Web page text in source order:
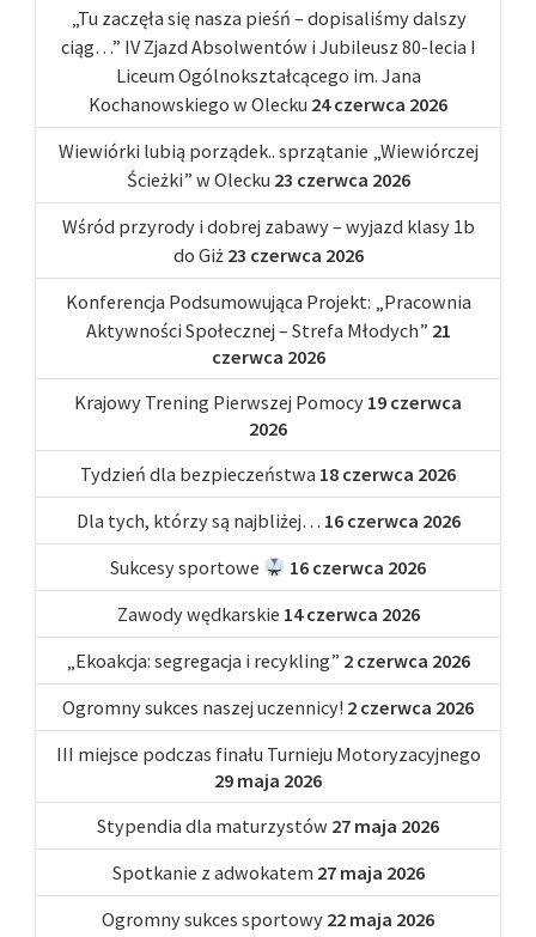
„Tu zaczęła się nasza pieśń – dopisaliśmy dalszy
ciąg…” IV Zjazd Absolwentów i Jubileusz 80-lecia I
Liceum Ogólnokształcącego im. Jana
Kochanowskiego w Olecku 24 czerwca 2026
Wiewiórki lubią porządek.. sprzątanie „Wiewiórczej
Ścieżki” w Olecku 23 czerwca 2026
Wśród przyrody i dobrej zabawy – wyjazd klasy 1b
do Giż 23 czerwca 2026
Konferencja Podsumowująca Projekt: „Pracownia
Aktywności Społecznej – Strefa Młodych” 21
czerwca 2026
Krajowy Trening Pierwszej Pomocy 19 czerwca
2026
Tydzień dla bezpieczeństwa 18 czerwca 2026
Dla tych, którzy są najbliżej… 16 czerwca 2026
Sukcesy sportowe
16 czerwca 2026
Zawody wędkarskie 14 czerwca 2026
„Ekoakcja: segregacja i recykling” 2 czerwca 2026
Ogromny sukces naszej uczennicy! 2 czerwca 2026
III miejsce podczas finału Turnieju Motoryzacyjnego
29 maja 2026
Stypendia dla maturzystów 27 maja 2026
Spotkanie z adwokatem 27 maja 2026
Ogromny sukces sportowy 22 maja 2026